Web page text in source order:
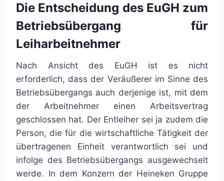
Die Entscheidung des EuGH zum
Betriebsübergang für
Leiharbeitnehmer
Nach Ansicht des EuGH ist es nicht
erforderlich, dass der Veräußerer im Sinne des
Betriebsübergangs auch derjenige ist, mit dem
der Arbeitnehmer einen Arbeitsvertrag
geschlossen hat. Der Entleiher sei ja zudem die
Person, die für die wirtschaftliche Tätigkeit der
übertragenen Einheit verantwortlich sei und
infolge des Betriebsübergangs ausgewechselt
werde. In dem Konzern der Heineken Gruppe